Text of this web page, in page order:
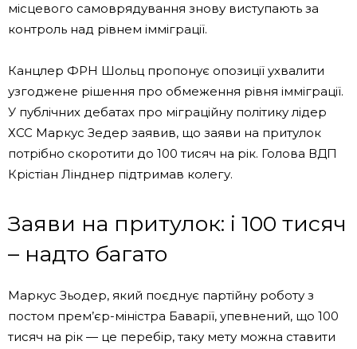
місцевого самоврядування знову виступають за
контроль над рівнем імміграції.
Канцлер ФРН Шольц пропонує опозиції ухвалити
узгоджене рішення про обмеження рівня імміграції.
У публічних дебатах про міграційну політику лідер
ХСС Маркус Зедер заявив, що заяви на притулок
потрібно скоротити до 100 тисяч на рік. Голова ВДП
Крістіан Лінднер підтримав колегу.
Заяви на притулок: і 100 тисяч
– надто багато
Маркус Зьодер, який поєднує партійну роботу з
постом прем’єр-міністра Баварії, упевнений, що 100
тисяч на рік — це перебір, таку мету можна ставити